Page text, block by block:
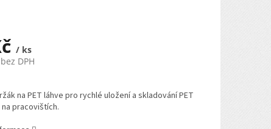
/ ks
DPH
na PET láhve pro rychlé uložení a skladování PET
na pracovištích.